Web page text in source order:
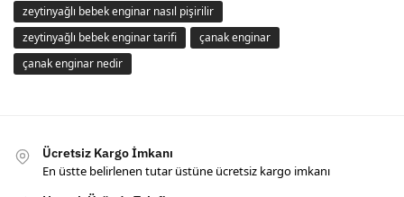
zeytinyağlı bebek enginar nasıl pişirilir
zeytinyağlı bebek enginar tarifi
çanak enginar
çanak enginar nedir
Ücretsiz Kargo İmkanı
En üstte belirlenen tutar üstüne ücretsiz kargo imkanı